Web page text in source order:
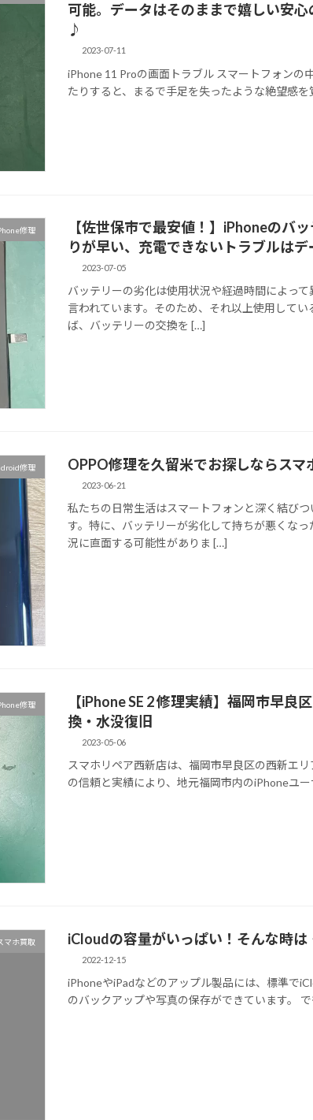
可能。データはそのままで嬉しい安
♪
2023-07-11
iPhone 11 Proの画面トラブル スマートフォンの
たりすると、まるで手足を失ったような絶望感
修理
【佐世保市で最安値！】iPhoneのバ
りが早い、充電できないトラブルは
2023-07-05
バッテリーの劣化は使用状況や経過時間によっ
言われています。そのため、それ以上使用して
ば、バッテリーの交換を […]
修理 OPPO修理を久留米でお探しならス
2023-06-21
私たちの日常生活はスマートフォンと深く結び
す。特に、バッテリーが劣化して持ちが悪くな
況に直面する可能性がありま […]
修理
【iPhone SE 2 修理実績】福岡市早
換・水没復旧
2023-05-06
スマホリペア西新店は、福岡市早良区の西新エ
の信頼と実績により、地元福岡市内のiPhoneユ
マホ買取 iCloudの容量がいっぱい！そんな時は
2022-12-15
iPhoneやiPadなどのアップル製品には、標準で
のバックアップや写真の保存ができています。